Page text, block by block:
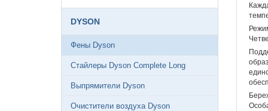
DYSON
Фены Dyson
Стайлеры Dyson Complete Long
Выпрямители Dyson
Очистители воздуха Dyson